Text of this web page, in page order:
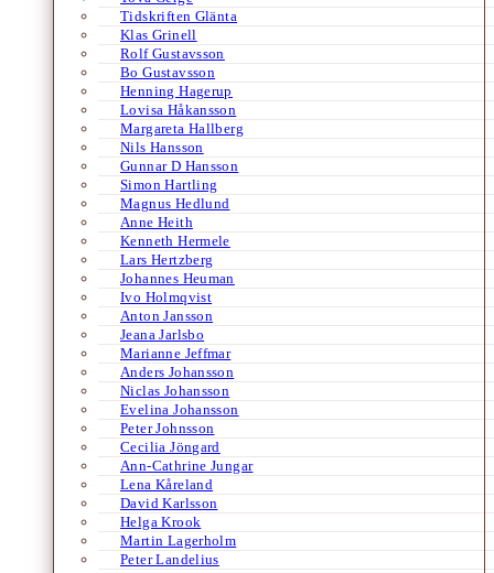
Tidskriften Glänta
Klas Grinell
Rolf Gustavsson
Bo Gustavsson
Henning Hagerup
Lovisa Håkansson
Margareta Hallberg
Nils Hansson
Gunnar D Hansson
Simon Hartling
Magnus Hedlund
Anne Heith
Kenneth Hermele
Lars Hertzberg
Johannes Heuman
Ivo Holmqvist
Anton Jansson
Jeana Jarlsbo
Marianne Jeffmar
Anders Johansson
Niclas Johansson
Evelina Johansson
Peter Johnsson
Cecilia Jöngard
Ann-Cathrine Jungar
Lena Kåreland
David Karlsson
Helga Krook
Martin Lagerholm
Peter Landelius